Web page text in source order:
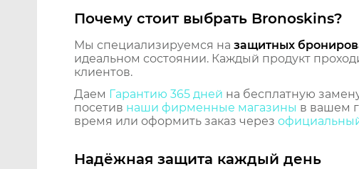
Почему стоит выбрать Bronoskins?
Мы специализируемся на защитных
идеальном состоянии. Каждый продукт
клиентов.
Даем Гарантию 365 дней на бесплатную
посетив наши фирменные магазины в вашем
время или оформить заказ через
Надёжная защита каждый день